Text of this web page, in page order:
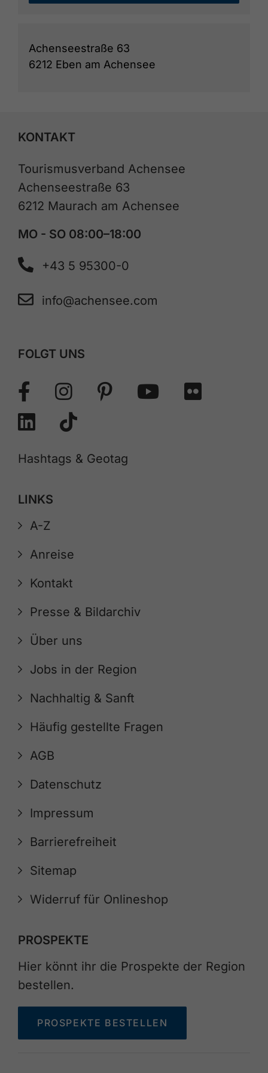
Achenseestraße 63
6212 Eben am Achensee
KONTAKT
Tourismusverband Achensee
Achenseestraße 63
6212 Maurach am Achensee
MO - SO 08:00–18:00
+43 5 95300-0
info@achensee.com
FOLGT UNS
Hashtags & Geotag
LINKS
A-Z
Anreise
Kontakt
Presse & Bildarchiv
Über uns
Jobs in der Region
Nachhaltig & Sanft
Häufig gestellte Fragen
AGB
Datenschutz
Impressum
Barrierefreiheit
Sitemap
Widerruf für Onlineshop
PROSPEKTE
Hier könnt ihr die Prospekte der Region
bestellen.
PROSPEKTE BESTELLEN